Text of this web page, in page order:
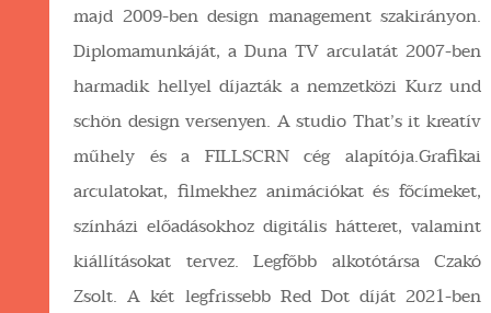
majd 2009-ben design management szakirányon.
Diplomamunkáját, a Duna TV arculatát 2007-ben
harmadik hellyel díjazták a nemzetközi Kurz und
schön design versenyen. A studio That’s it kreatív
műhely és a FILLSCRN cég alapítója.Grafikai
arculatokat, filmekhez animációkat és főcímeket,
színházi előadásokhoz digitális hátteret, valamint
kiállításokat tervez. Legfőbb alkotótársa Czakó
Zsolt. A két legfrissebb Red Dot díját 2021-ben